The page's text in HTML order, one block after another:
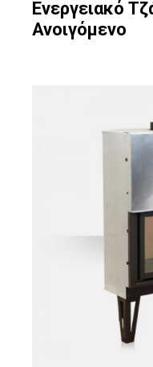
Ενεργειακό
Ανοιγόμενο